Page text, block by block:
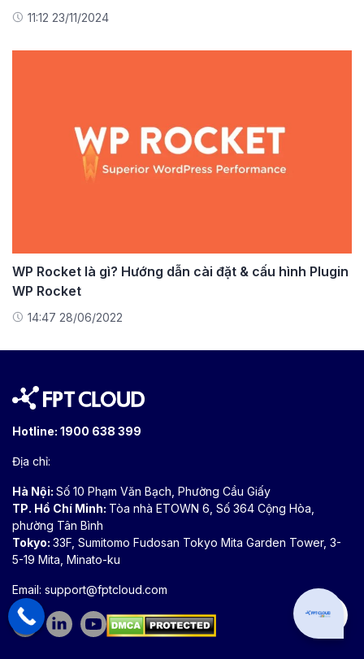
11:12 23/11/2024
WP Rocket là gì? Hướng dẫn cài đặt & cấu hình Plugin
WP Rocket
14:47 28/06/2022
Hotline: 1900 638 399
Địa chỉ:
Hà Nội: Số 10 Phạm Văn Bạch, Phường Cầu Giấy
TP. Hồ Chí Minh: Tòa nhà ETOWN 6, Số 364 Cộng Hòa,
phường Tân Bình
Tokyo: 33F, Sumitomo Fudosan Tokyo Mita Garden Tower, 3-
5-19 Mita, Minato-ku
Email: support@fptcloud.com
Can I